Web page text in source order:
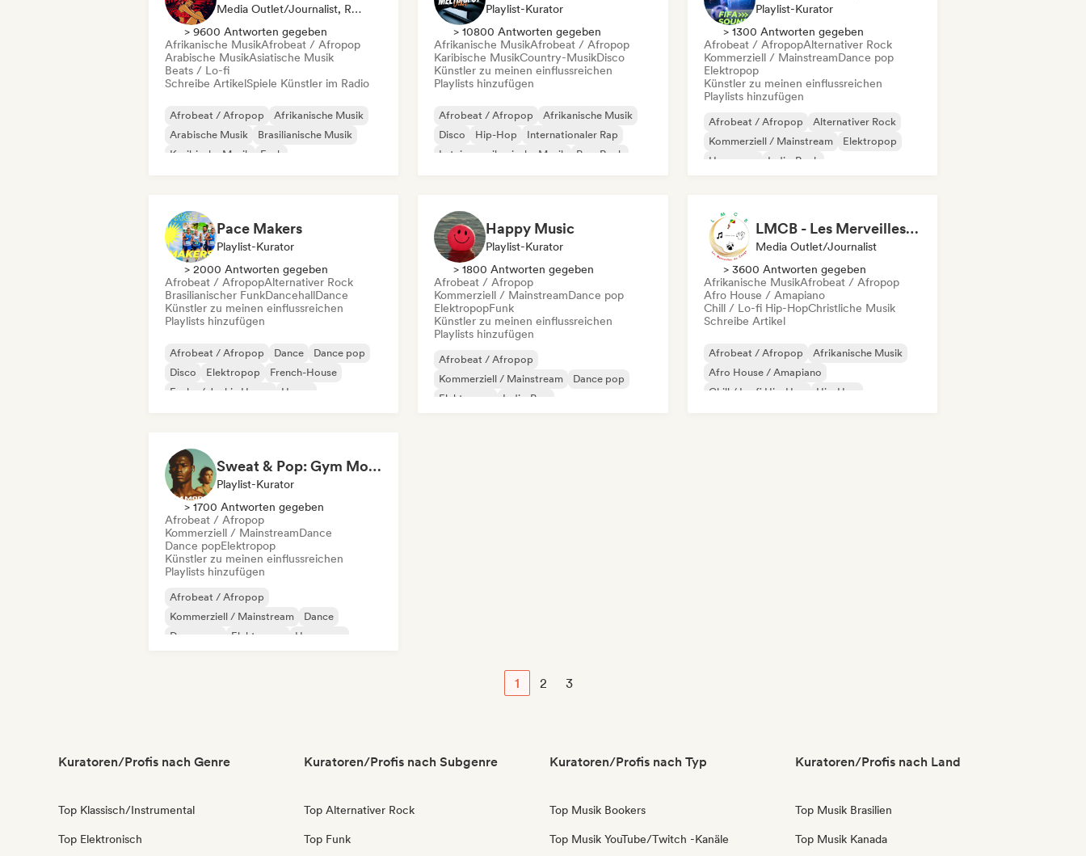
Media Outlet/Journalist, Radiosender
> 9600 Antworten gegeben
Afrikanische MusikAfrobeat / Afropop
Arabische MusikAsiatische Musik
Beats / Lo-fi
Schreibe ArtikelSpiele Künstler im Radio
Afrobeat / Afropop
Afrikanische Musik
Arabische Musik
Brasilianische Musik
Karibische Musik
Funk
Playlist-Kurator
> 10800 Antworten gegeben
Afrikanische MusikAfrobeat / Afropop
Karibische MusikCountry-MusikDisco
Künstler zu meinen einflussreichen
Playlists hinzufügen
Afrobeat / Afropop
Afrikanische Musik
Disco
Hip-Hop
Internationaler Rap
Lateinamerikanische Musik
Pop-Rock
Playlist-Kurator
> 1300 Antworten gegeben
Afrobeat / AfropopAlternativer Rock
Kommerziell / MainstreamDance pop
Elektropop
Künstler zu meinen einflussreichen
Playlists hinzufügen
Afrobeat / Afropop
Alternativer Rock
Kommerziell / Mainstream
Elektropop
Hyperpop
Indie-Rock
Pace Makers
Playlist-Kurator
> 2000 Antworten gegeben
Afrobeat / AfropopAlternativer Rock
Brasilianischer FunkDancehallDance
Künstler zu meinen einflussreichen
Playlists hinzufügen
Afrobeat / Afropop Dance
Dance pop
Disco
Elektropop
French-House
Funky / Jackin House
House
Happy Music
Playlist-Kurator
> 1800 Antworten gegeben
Afrobeat / Afropop
Kommerziell / MainstreamDance pop
ElektropopFunk
Künstler zu meinen einflussreichen
Playlists hinzufügen
Afrobeat / Afropop
Kommerziell / Mainstream
Dance pop
Elektropop
Indie-Pop
LMCB - Les Merveilles du Congo 🇨🇬
Media Outlet/Journalist
> 3600 Antworten gegeben
Afrikanische MusikAfrobeat / Afropop
Afro House / Amapiano
Chill / Lo-fi Hip-HopChristliche Musik
Schreibe Artikel
Afrobeat / Afropop
Afrikanische Musik
Afro House / Amapiano
Chill / Lo-fi Hip-Hop
Hip-Hop
Sweat & Pop: Gym Mode 💦
Playlist-Kurator
> 1700 Antworten gegeben
Afrobeat / Afropop
Kommerziell / MainstreamDance
Dance popElektropop
Künstler zu meinen einflussreichen
Playlists hinzufügen
Afrobeat / Afropop
Kommerziell / Mainstream
Dance
Dance pop
Elektropop
Hyperpop
1 2 3
Kuratoren/Profis nach Genre
Top Klassisch/Instrumental
Top Elektronisch
Kuratoren/Profis nach Subgenre
Top Alternativer Rock
Top Funk
Kuratoren/Profis nach Typ
Top Musik Bookers
Top Musik YouTube/Twitch -Kanäle
Kuratoren/Profis nach Land
Top Musik Brasilien
Top Musik Kanada